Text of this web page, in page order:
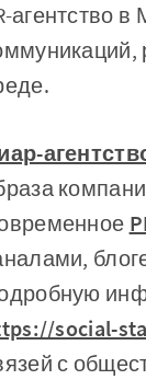
агентство
social-
с